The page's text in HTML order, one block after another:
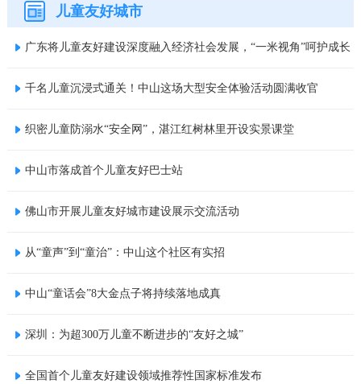
儿童友好城市
广东将儿童友好建设深度融入经济社会发展，“一米视角”呵护成长
千名儿童沉浸式通关！中山这场大型安全体验活动圆满收官
织密儿童防溺水“安全网”，湛江红树林里开设实景课堂
中山市落成首个儿童友好巴士站
佛山市开展儿童友好城市建设展示交流活动
从“童声”到“童治”：中山这个社区有实招
中山“童话会”8大金点子将持续落地成真
深圳：为超300万儿童不断进步的“友好之城”
全国首个儿童友好建设领域推荐性国家标准发布